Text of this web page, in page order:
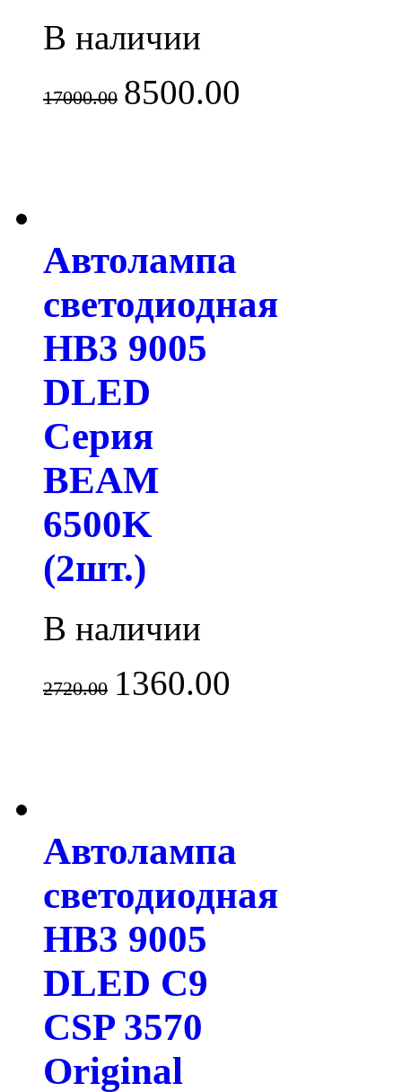
В наличии
17000.00 8500.00
Автолампа
светодиодная
HB3 9005
DLED
Серия
BEAM
6500K
(2шт.)
В наличии
2720.00 1360.00
Автолампа
светодиодная
HB3 9005
DLED C9
CSP 3570
Original